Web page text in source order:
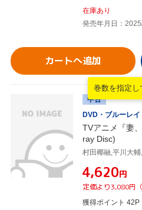
在庫あり
発売年月日：
カートへ追加
巻数を指定し
中古
DVD・ブルーレイ
TVアニメ『妻
ray Disc)
¥4,620円
定価より3,080円
獲得ポイント 42P